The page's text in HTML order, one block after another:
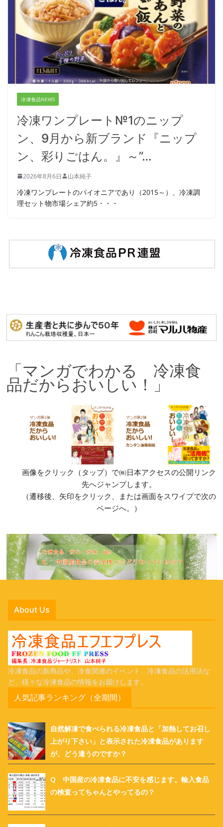
冷凍食品NEWS
冷凍ワンプレート№1のニップ
ン、9月から新ブランド『ニップ
ン、彩りごはん。』～”…
2026年8月6日 山本純子
冷凍ワンプレートのパイオニアであり（2015～）、冷凍調
理セット物市場シェア約5・・・
「マンガでわかる 冷凍食
品だからおいしい！」
画像をクリック（タップ）で㈱日本アクセスの公開リンク
先へジャンプします。
（遷移後、矢印をクリック、または画面をスワイプで次の
ページへ。）
About Us
冷凍食品の新商品や、冷食関連のイベント、冷凍食品の活用法な
ど、様々な冷凍食品の情報をお届けします。
人気記事ランキング（全期間）
自然解凍で食べられる冷凍食品と「加熱してお召し
上がり下さい」と表示された冷凍食品があります
が、どう違うのですか？
Q 中国産の冷凍食品に不安を感じます。輸入食品
の検査ってちゃんとやってるの？